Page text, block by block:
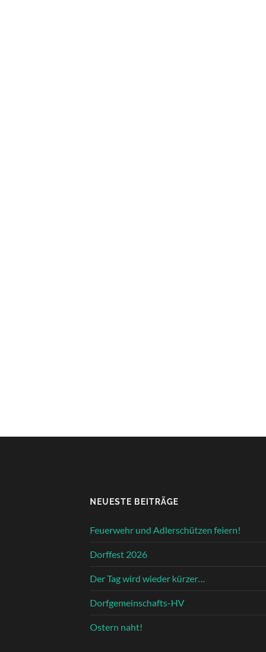
NEUESTE BEITRÄGE
Feuerwehr und Adlerschützen feiern!
Dorffest 2026
Der Tag wird wieder kürzer…
Dorfgemeinschafts-HV
Ostern naht!